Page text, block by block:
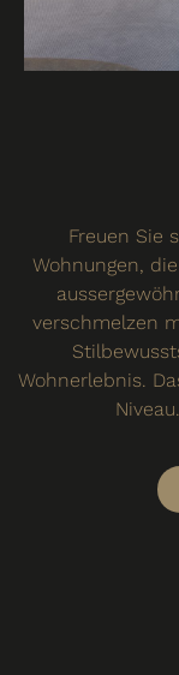
Freuen Sie
Wohnungen,
verschmelzen
Wohnerlebnis.